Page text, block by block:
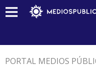
PORTAL MEDIOS